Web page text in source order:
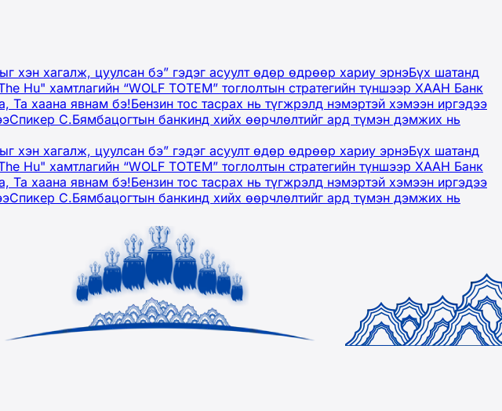
хэн хагалж, цуулсан бэ” гэдэг асуулт өдөр өдрөөр хариу эрнэБүх шатанд
Hu" хамтлагийн “WOLF TOTEM” тоглолтын стратегийн түншээр ХААН Банк
Та хаана явнам бэ!Бензин тос тасрах нь түгжрэлд нэмэртэй хэмээн иргэдээ
Спикер С.Бямбацогтын банкинд хийх өөрчлөлтийг ард түмэн дэмжих нь
хэн хагалж, цуулсан бэ” гэдэг асуулт өдөр өдрөөр хариу эрнэБүх шатанд
Hu" хамтлагийн “WOLF TOTEM” тоглолтын стратегийн түншээр ХААН Банк
Та хаана явнам бэ!Бензин тос тасрах нь түгжрэлд нэмэртэй хэмээн иргэдээ
Спикер С.Бямбацогтын банкинд хийх өөрчлөлтийг ард түмэн дэмжих нь